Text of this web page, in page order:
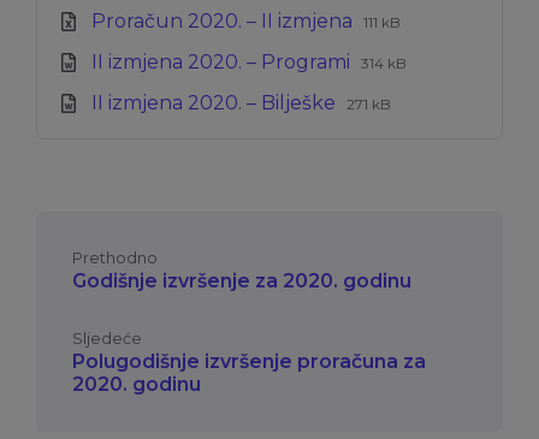
Proračun 2020. – II izmjena Ekstenzija
xlsx
Veličina
111 kB
II izmjena 2020. – Programi Ekstenzija
docx
Veličina
314 kB
II izmjena 2020. – Bilješke Ekstenzija
Veličina
271 kB
Prethodno
Godišnje izvršenje za 2020. godinu
Sljedeće
Polugodišnje izvršenje proračuna za
2020. godinu